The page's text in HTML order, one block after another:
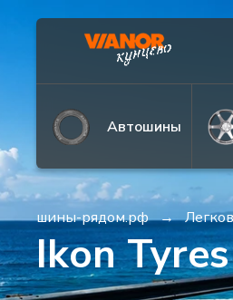
Автошины
шины-рядом.рф
Ikon
Информация